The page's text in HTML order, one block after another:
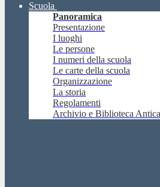
Scuola
Panoramica
Presentazione
I luoghi
Le persone
I numeri della scuola
Le carte della scuola
Organizzazione
La storia
Regolamenti
Archivio e Biblioteca Antica